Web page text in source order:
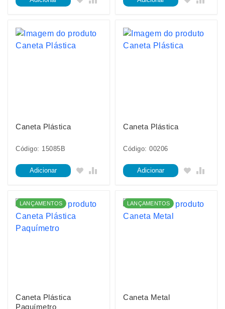
Caneta Plástica
Código: 15085B
Adicionar
Caneta Plástica
Código: 00206
Adicionar
LANÇAMENTOS
Caneta Plástica
Paquímetro
LANÇAMENTOS
Caneta Metal